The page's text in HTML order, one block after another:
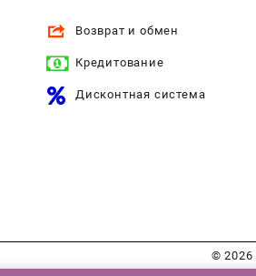
Возврат и обмен
Кредитование
Дисконтная система
© 2026